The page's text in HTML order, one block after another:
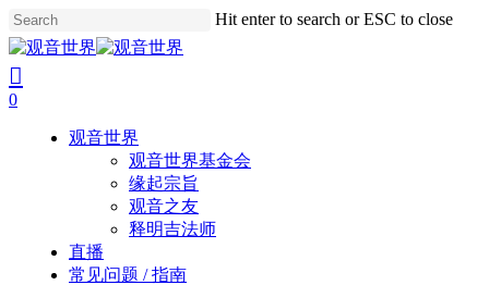
Skip
to
main
content
Hit enter to search or ESC to close
Close
Search
search
account
0
观音世界
观音世界基金会
缘起宗旨
观音之友
释明吉法师
直播
常见问题 / 指南